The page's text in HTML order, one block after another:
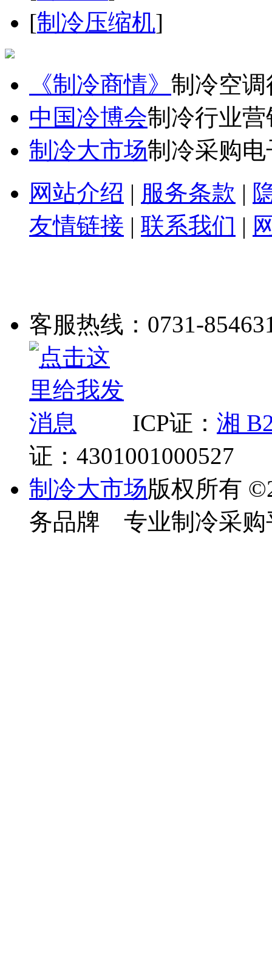
[制冷压缩机]
《制冷商情》 制冷空
中国冷博会制冷行业
制冷大市场制冷采购
网站介绍 | 服务条款 |
友情链接 | 联系我们 |
客服热线：0731-
ICP证： 湘
证：4301001000527
制冷大市场版权所有 ©
务品牌 专业制冷采购